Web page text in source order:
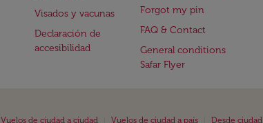
Visados y vacunas
Declaración de
accesibilidad
Forgot my pin
FAQ & Contact
General conditions
Safar Flyer
Vuelos de ciudad a ciudad Vuelos de ciudad a país Desde ciudad